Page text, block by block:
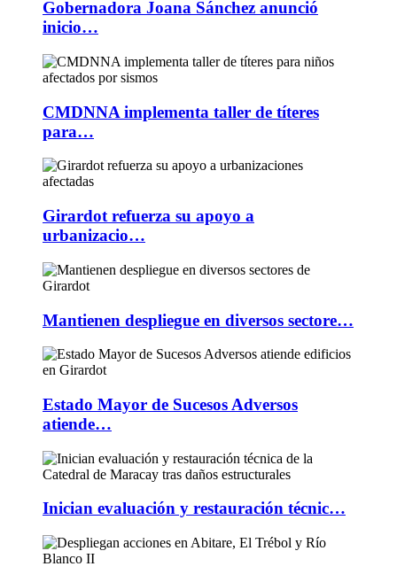
Gobernadora Joana Sánchez anunció
inicio…
CMDNNA implementa taller de títeres
para…
Girardot refuerza su apoyo a
urbanizacio…
Mantienen despliegue en diversos sectore…
Estado Mayor de Sucesos Adversos
atiende…
Inician evaluación y restauración técnic…